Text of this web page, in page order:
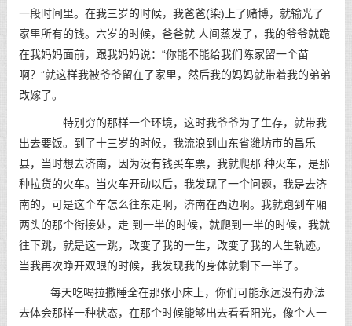
一段时间里。在我三岁的时候，我爸爸(染)上了赌博，就输光了
家里所有的钱。六岁的时候，爸爸就 人间蒸发了，我的爷爷就跪
在我妈妈面前，跟我妈妈说：“你能不能给我们陈家留一个苗
啊？”就这样我被爷爷留在了家里，然后我的妈妈就带着我的弟弟
改嫁了。
特别穷的那样一个环境，这时我爷爷为了生存，就带我
出去要饭。到了十三岁的时候，我流浪到山东省潍坊市的昌乐
县，当时想去济南，因为没有钱买车票，我就爬那 种火车，是那
种拉货的火车。当火车开动以后，我发现了一个问题，我是去济
南的，可是这个车怎么往东走啊，济南在西边啊。我就跑到车厢
两头的那个衔接处，走 到一半的时候，就爬到一半的时候，我就
往下跳，就是这一跳，改变了我的一生，改变了我的人生轨迹。
当我再次睁开双眼的时候，我发现我的身体就剩下一半了。
每天吃喝拉撒睡全在那张小床上，你们可能永远没有办法
去体会那样一种状态，在那个时候能够出去看看阳光，像个人一